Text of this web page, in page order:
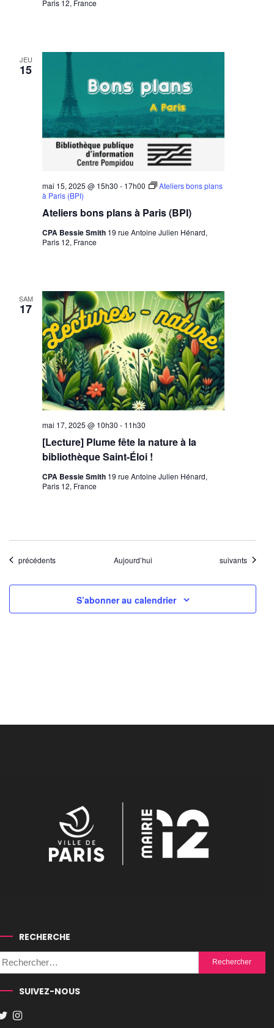
Paris 12, France
JEU
15
Ateliers bons plans à Paris (BPI)
mai 15, 2025 @ 15h30 - 17h00
Ateliers bons plans
à Paris (BPI)
CPA Bessie Smith 19 rue Antoine Julien Hénard,
Paris 12, France
SAM
17
[Lecture] Plume fête la nature à la
bibliothèque Saint-Éloi !
mai 17, 2025 @ 10h30 - 11h30
CPA Bessie Smith 19 rue Antoine Julien Hénard,
Paris 12, France
Évènements
précédents Aujourd’hui Évènements
suivants
S’abonner au calendrier
RECHERCHE
Rechercher :
SUIVEZ-NOUS